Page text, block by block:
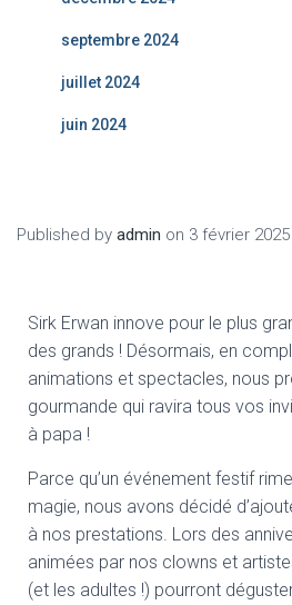
septembre 2024
juillet 2024
juin 2024
Published by admin on 3 février 2025
Sirk Erwan innove pour le plus
des grands ! Désormais, en
animations et spectacles, nous
gourmande qui ravira tous vos
à papa !
Parce qu’un événement festif
magie, nous avons décidé
à nos prestations. Lors des
animées par nos clowns et
(et les adultes !) pourront